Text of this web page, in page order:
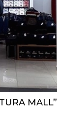
MALL”